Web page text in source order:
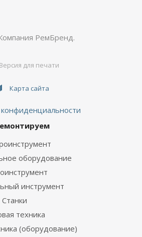
РемБренд.
Версия для печати
Карта сайта
оборудование
инструмент
Станки
техника
(оборудование)